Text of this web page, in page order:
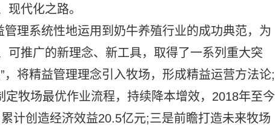
代化之路。
管理系统性地运用到奶牛养殖行业的成功典范，为
可推广的新理念、新工具，取得了一系列重大突
，将精益管理理念引入牧场，形成精益运营方法论;
定牧场最优作业流程，持续降本增效，2018年至今
计创造经济效益20.5亿元;三是前瞻打造未来牧场